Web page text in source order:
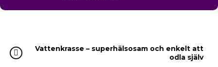
Vattenkrasse – superhälsosam och enkelt att
odla själv